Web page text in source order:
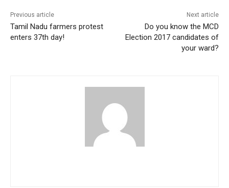
Previous article
Tamil Nadu farmers protest
enters 37th day!
Next article
Do you know the MCD
Election 2017 candidates of
your ward?